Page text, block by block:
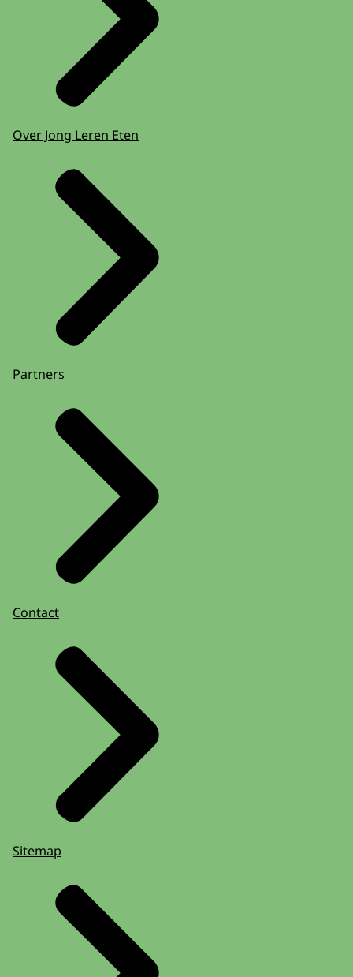
Over Jong Leren Eten
Partners
Contact
Sitemap